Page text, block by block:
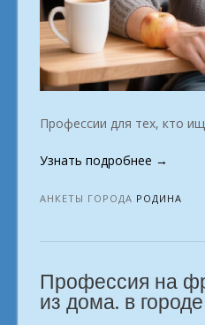
Профессии для тех, кто
Узнать подробнее
задался
найти
г.
Родина»
→
АНКЕТЫ ГОРОДА РОДИНА
Профессия на
из дома. в